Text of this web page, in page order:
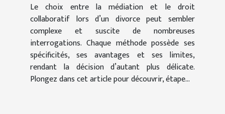
Le choix entre la médiation et le droit
collaboratif lors d’un divorce peut sembler
complexe et suscite de nombreuses
interrogations. Chaque méthode possède ses
spécificités, ses avantages et ses limites,
rendant la décision d’autant plus délicate.
Plongez dans cet article pour découvrir, étape...